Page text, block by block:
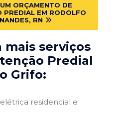
ORÇAMENTO DE
PREDIAL EM RODOLFO
RN
mais serviços
Predial
Grifo:
residencial e